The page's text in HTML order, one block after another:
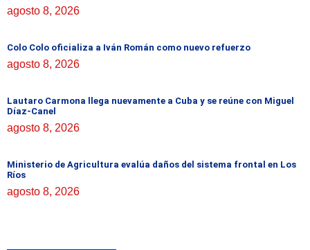
agosto 8, 2026
Colo Colo oficializa a Iván Román como nuevo refuerzo
agosto 8, 2026
Lautaro Carmona llega nuevamente a Cuba y se reúne con Miguel
Díaz-Canel
agosto 8, 2026
Ministerio de Agricultura evalúa daños del sistema frontal en Los
Ríos
agosto 8, 2026